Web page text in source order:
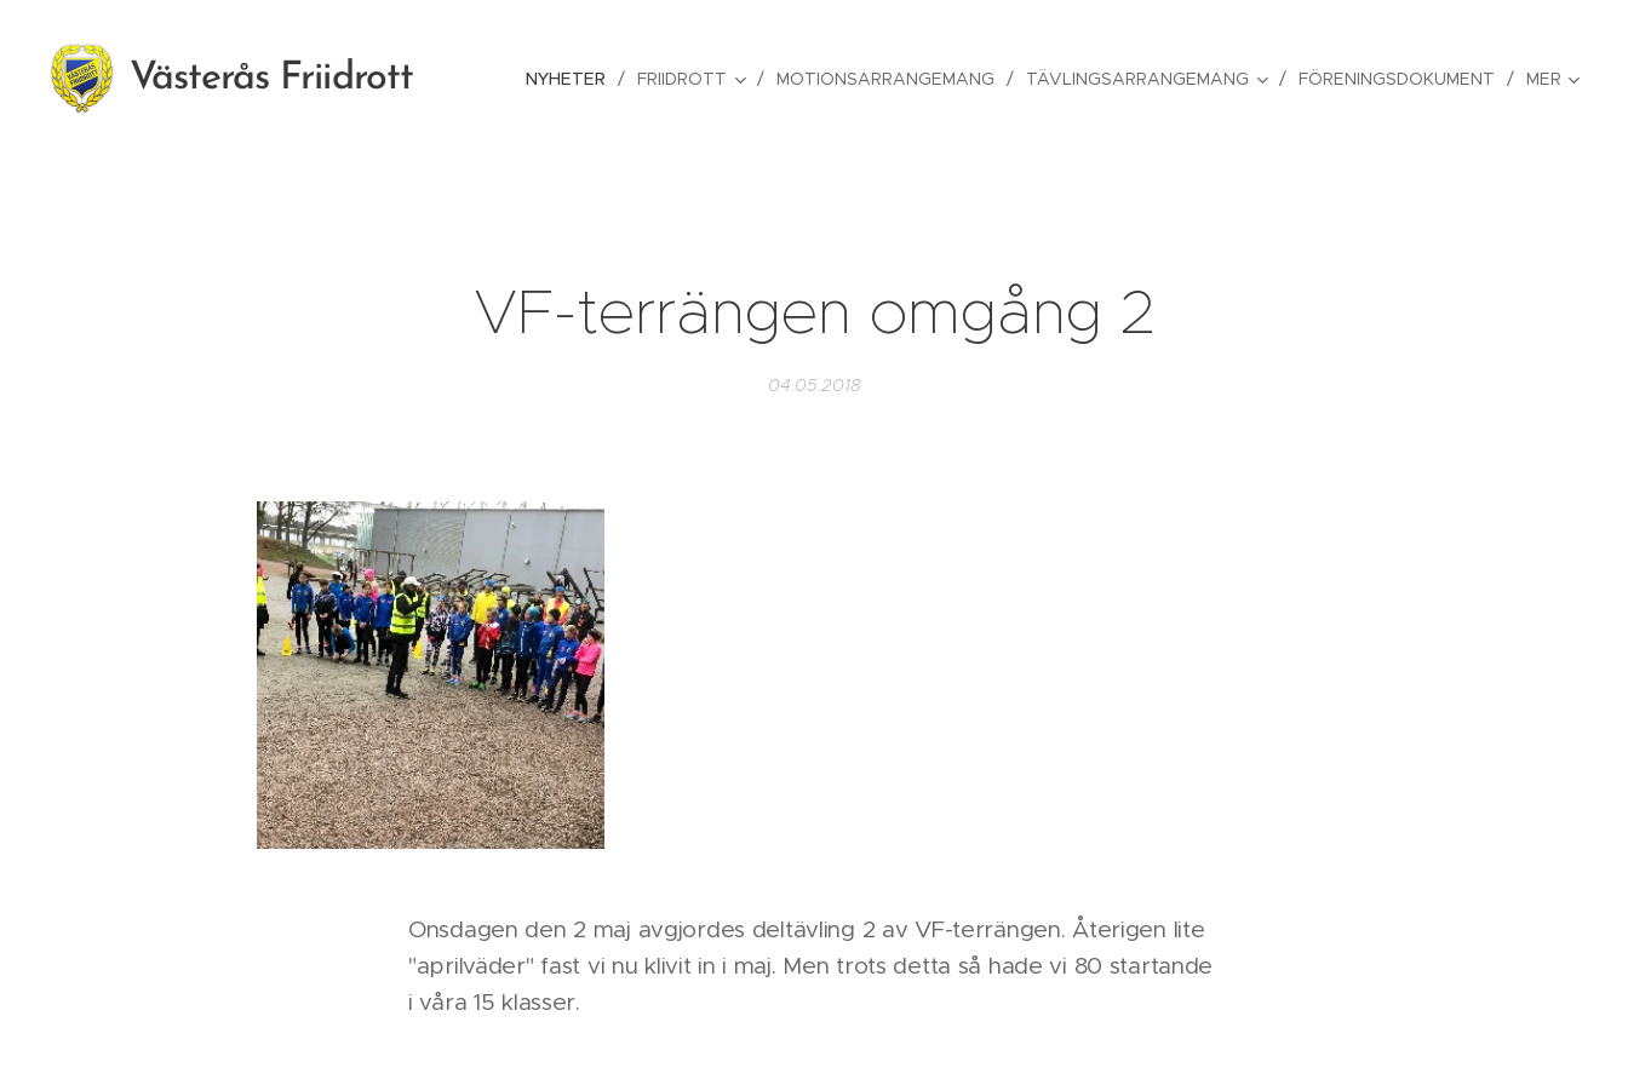
Västerås Friidrott NYHETER FRIIDROTT MOTIONSARRANGEMANG TÄVLINGSARRANGEMANG FÖRENINGSDOKUMENT MER
VF-terrängen omgång 2
04.05.2018
Onsdagen den 2 maj avgjordes deltävling 2 av VF-terrängen. Återigen lite
"aprilväder" fast vi nu klivit in i maj. Men trots detta så hade vi 80 startande
i våra 15 klasser.